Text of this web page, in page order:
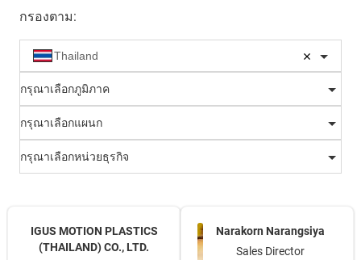
กรองตาม:
กรุณาเลือกภูมิภาค
กรุณาเลือกแผนก
กรุณาเลือกหน่วยธุรกิจ
IGUS MOTION PLASTICS
(THAILAND) CO., LTD.
Narakorn Narangsiya
Sales Director